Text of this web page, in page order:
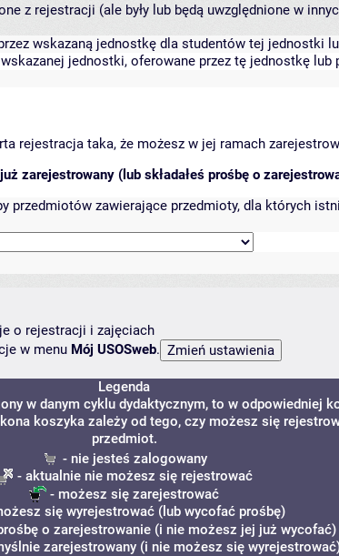
z rejestracji (ale były lub będą uwzględnione w
wskazaną jednostkę dla studentów tej jednostki
jednostki, oferowane przez tę jednostkę lub
rejestracja taka, że możesz w jej ramach
zarejestrowany (lub składałeś prośbę o
przedmiotów zawierające przedmioty, dla których
o rejestracji i zajęciach
w menu Mój USOSweb.
Legenda
w danym cyklu dydaktycznym, to w odpowiedniej
koszyka zależy od tego, czy możesz się
przedmiot.
- nie jesteś zalogowany
- aktualnie nie możesz się rejestrować
- możesz się zarejestrować
się wyrejestrować (lub wycofać prośbę)
o zarejestrowanie (i nie możesz jej już wycofać)
zarejestrowany (i nie możesz się